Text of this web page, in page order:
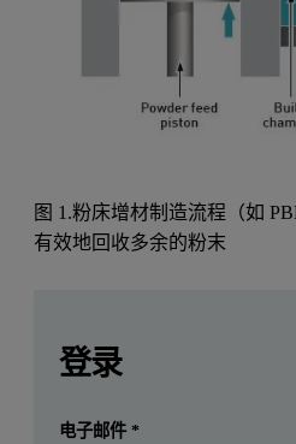
图 1.粉床增材制造流程（如
有效地回收多余的粉末
1. 简介
近年来，增材制造（AM
提交 我已经有一个帐户
登录
电子邮件*